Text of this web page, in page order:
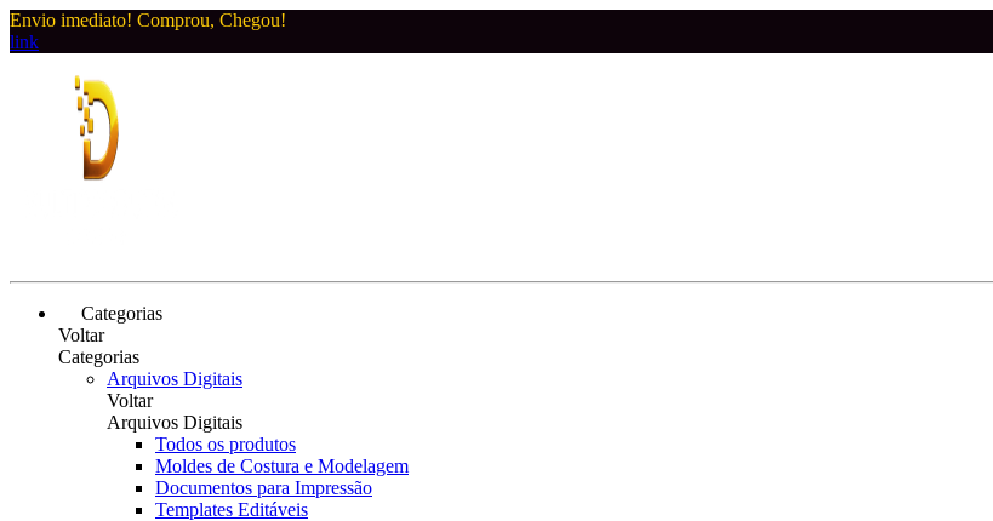
Envio imediato! Comprou, Chegou!
link
Categorias
Voltar
Categorias
Arquivos Digitais
Voltar
Arquivos Digitais
Todos os produtos
Moldes de Costura e Modelagem
Documentos para Impressão
Templates Editáveis